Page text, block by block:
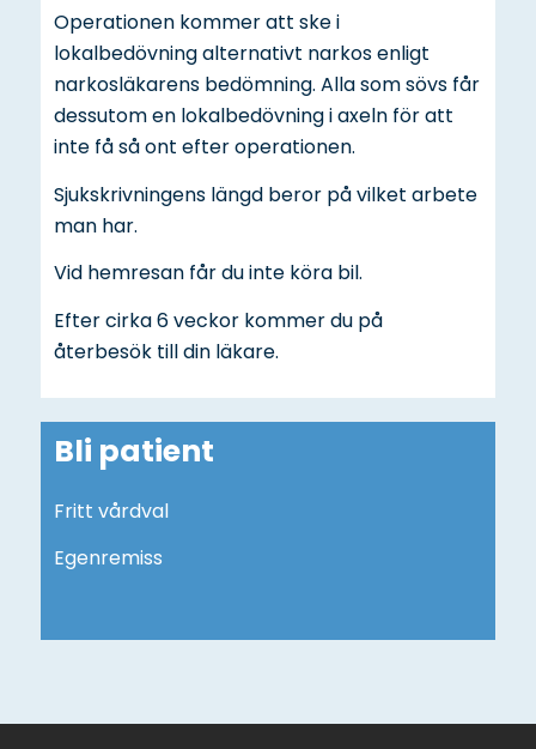
Operationen kommer att ske i
lokalbedövning alternativt narkos enligt
narkosläkarens bedömning. Alla som sövs får
dessutom en lokalbedövning i axeln för att
inte få så ont efter operationen.
Sjukskrivningens längd beror på vilket arbete
man har.
Vid hemresan får du inte köra bil.
Efter cirka 6 veckor kommer du på
återbesök till din läkare.
Bli patient
Fritt vårdval
Egenremiss